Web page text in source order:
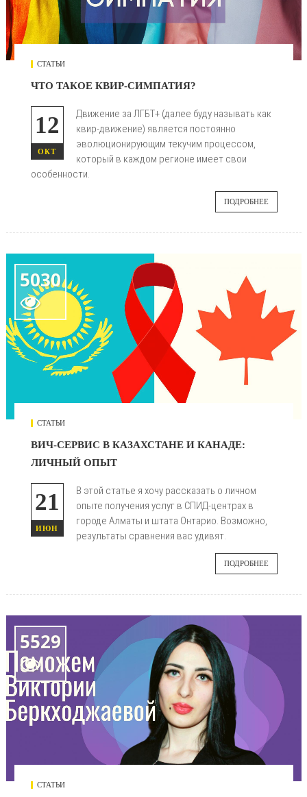
СТАТЬИ
ЧТО ТАКОЕ КВИР-СИМПАТИЯ?
12
ОКТ
Движение за ЛГБТ+ (далее буду называть как
квир-движение) является постоянно
эволюционирующим текучим процессом,
который в каждом регионе имеет свои
особенности.
ПОДРОБНЕЕ
5030

СТАТЬИ
ВИЧ-СЕРВИС В КАЗАХСТАНЕ И КАНАДЕ:
ЛИЧНЫЙ ОПЫТ
21
ИЮН
В этой статье я хочу рассказать о личном
опыте получения услуг в СПИД-центрах в
городе Алматы и штата Онтарио. Возможно,
результаты сравнения вас удивят.
ПОДРОБНЕЕ
5529

СТАТЬИ